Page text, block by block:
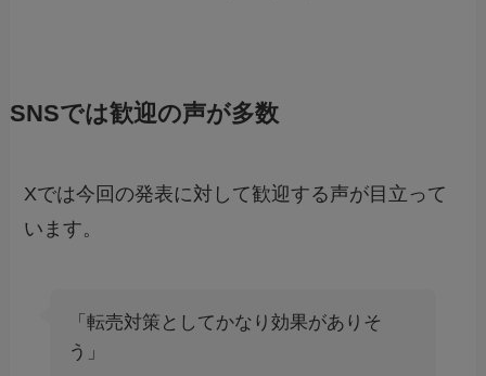
SNSでは歓迎の声が多数
Xでは今回の発表に対して歓迎する声が目立って
います。
「転売対策としてかなり効果がありそ
う」